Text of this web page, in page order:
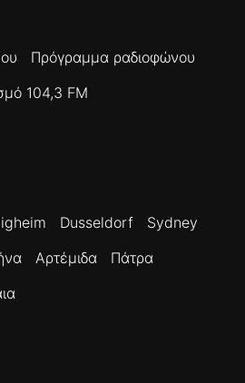
Πρόγραμμα ραδιοφώνου
104,3 FM
Dusseldorf
Sydney
Αρτέμιδα
Πάτρα